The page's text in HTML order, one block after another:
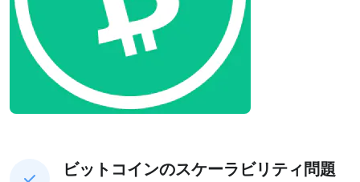
ビットコインのスケーラビリティ問題